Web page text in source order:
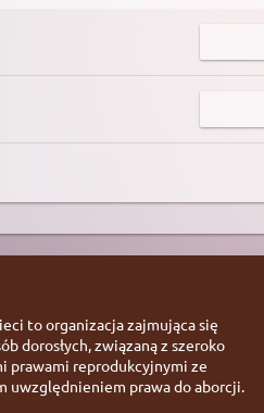
to organizacja zajmująca się
dorosłych, związaną z szeroko
prawami reprodukcyjnymi ze
uwzględnieniem prawa do aborcji.